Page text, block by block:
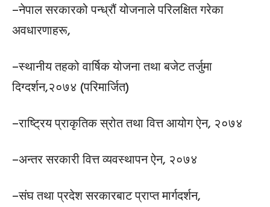
–नेपाल सरकारको पन्ध्रौं योजनाले परिलक्षित गरेका
अवधारणाहरू,
–स्थानीय तहको वार्षिक योजना तथा बजेट तर्जुमा
दिग्दर्शन,२०७४ (परिमार्जित)
–राष्ट्रिय प्राकृतिक स्रोत तथा वित्त आयोग ऐन, २०७४
–अन्तर सरकारी वित्त व्यवस्थापन ऐन, २०७४
–संघ तथा प्रदेश सरकारबाट प्राप्त मार्गदर्शन,